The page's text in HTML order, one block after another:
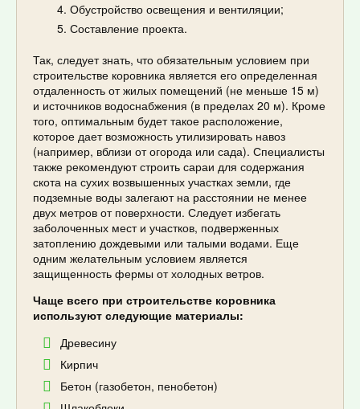
Обустройство освещения и вентиляции;
Составление проекта.
Так, следует знать, что обязательным условием при
строительстве коровника является его определенная
отдаленность от жилых помещений (не меньше 15 м)
и источников водоснабжения (в пределах 20 м). Кроме
того, оптимальным будет такое расположение,
которое дает возможность утилизировать навоз
(например, вблизи от огорода или сада). Специалисты
также рекомендуют строить сараи для содержания
скота на сухих возвышенных участках земли, где
подземные воды залегают на расстоянии не менее
двух метров от поверхности. Следует избегать
заболоченных мест и участков, подверженных
затоплению дождевыми или талыми водами. Еще
одним желательным условием является
защищенность фермы от холодных ветров.
Чаще всего при строительстве коровника
используют следующие материалы:
Древесину
Кирпич
Бетон (газобетон, пенобетон)